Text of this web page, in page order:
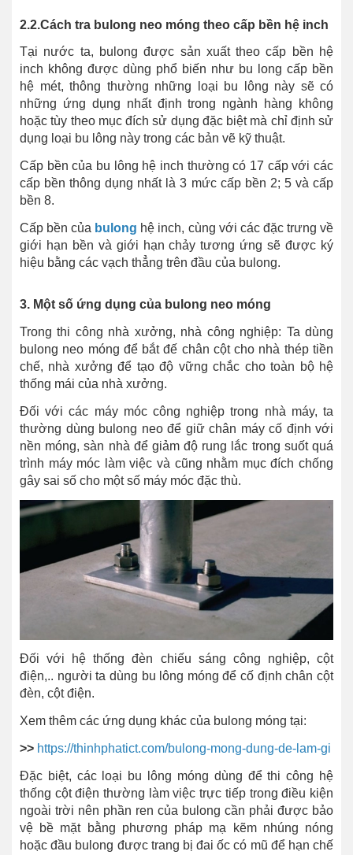
2.2.Cách tra bulong neo móng theo cấp bền hệ inch
Tại nước ta, bulong được sản xuất theo cấp bền hệ
inch không được dùng phổ biến như bu long cấp bền
hệ mét, thông thường những loại bu lông này sẽ có
những ứng dụng nhất định trong ngành hàng không
hoặc tùy theo mục đích sử dụng đặc biệt mà chỉ định sử
dụng loại bu lông này trong các bản vẽ kỹ thuật.
Cấp bền của bu lông hệ inch thường có 17 cấp với các
cấp bền thông dụng nhất là 3 mức cấp bền 2; 5 và cấp
bền 8.
Cấp bền của bulong hệ inch, cùng với các đặc trưng về
giới hạn bền và giới hạn chảy tương ứng sẽ được ký
hiệu bằng các vạch thẳng trên đầu của bulong.
3. Một số ứng dụng của bulong neo móng
Trong thi công nhà xưởng, nhà công nghiệp: Ta dùng
bulong neo móng để bắt đế chân cột cho nhà thép tiền
chế, nhà xưởng để tạo độ vững chắc cho toàn bộ hệ
thống mái của nhà xưởng.
Đối với các máy móc công nghiệp trong nhà máy, ta
thường dùng bulong neo để giữ chân máy cố định với
nền móng, sàn nhà để giảm độ rung lắc trong suốt quá
trình máy móc làm việc và cũng nhằm mục đích chống
gây sai số cho một số máy móc đặc thù.
Đối với hệ thống đèn chiếu sáng công nghiệp, cột
điện,.. người ta dùng bu lông móng để cố định chân cột
đèn, cột điện.
Xem thêm các ứng dụng khác của bulong móng tại:
>> https://thinhphatict.com/bulong-mong-dung-de-lam-gi
Đặc biệt, các loại bu lông móng dùng để thi công hệ
thống cột điện thường làm việc trực tiếp trong điều kiện
ngoài trời nên phần ren của bulong cần phải được bảo
vệ bề mặt bằng phương pháp mạ kẽm nhúng nóng
hoặc đầu bulong được trang bị đai ốc có mũ để hạn chế